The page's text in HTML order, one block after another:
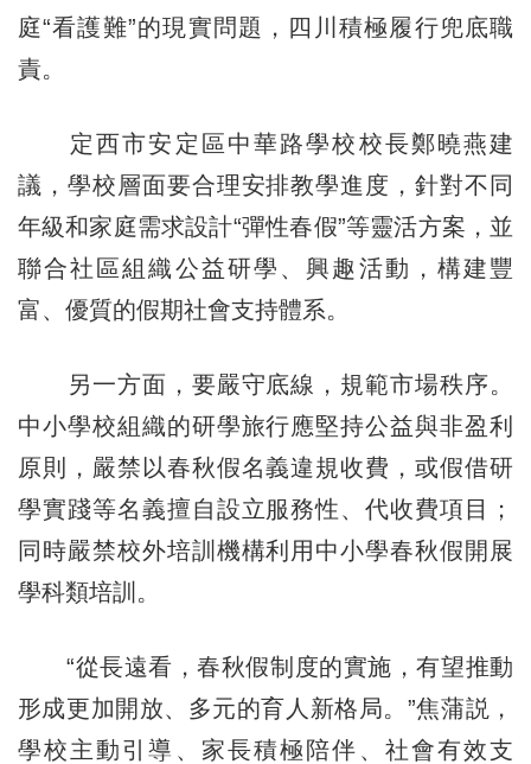
庭“看護難”的現實問題，四川積極履行兜底職
責。
定西市安定區中華路學校校長鄭曉燕建
議，學校層面要合理安排教學進度，針對不同
年級和家庭需求設計“彈性春假”等靈活方案，並
聯合社區組織公益研學、興趣活動，構建豐
富、優質的假期社會支持體系。
另一方面，要嚴守底線，規範市場秩序。
中小學校組織的研學旅行應堅持公益與非盈利
原則，嚴禁以春秋假名義違規收費，或假借研
學實踐等名義擅自設立服務性、代收費項目；
同時嚴禁校外培訓機構利用中小學春秋假開展
學科類培訓。
“從長遠看，春秋假制度的實施，有望推動
形成更加開放、多元的育人新格局。”焦蒲説，
學校主動引導、家長積極陪伴、社會有效支